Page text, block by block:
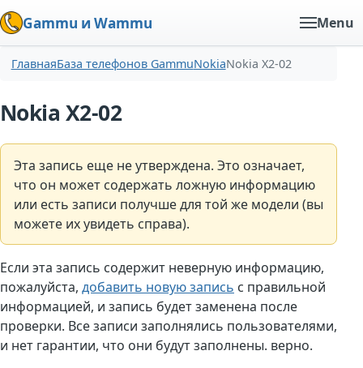
Gammu и Wammu Menu
ГлавнаяБаза телефонов GammuNokiaNokia X2-02
Nokia X2-02
Эта запись еще не утверждена. Это означает,
что он может содержать ложную информацию
или есть записи получше для той же модели (вы
можете их увидеть справа).
Если эта запись содержит неверную информацию,
пожалуйста, добавить новую запись с правильной
информацией, и запись будет заменена после
проверки. Все записи заполнялись пользователями,
и нет гарантии, что они будут заполнены. верно.